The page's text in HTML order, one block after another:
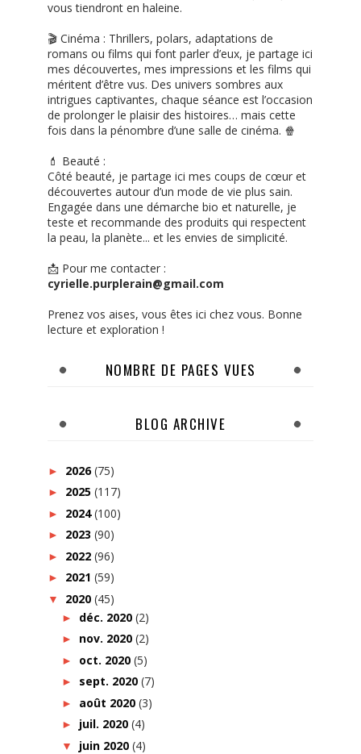
vous tiendront en haleine.
🎬 Cinéma : Thrillers, polars, adaptations de
romans ou films qui font parler d’eux, je partage ici
mes découvertes, mes impressions et les films qui
méritent d’être vus. Des univers sombres aux
intrigues captivantes, chaque séance est l’occasion
de prolonger le plaisir des histoires… mais cette
fois dans la pénombre d’une salle de cinéma. 🍿
💄 Beauté :
Côté beauté, je partage ici mes coups de cœur et
découvertes autour d’un mode de vie plus sain.
Engagée dans une démarche bio et naturelle, je
teste et recommande des produits qui respectent
la peau, la planète... et les envies de simplicité.
📩 Pour me contacter :
cyrielle.purplerain@gmail.com
Prenez vos aises, vous êtes ici chez vous. Bonne
lecture et exploration !
NOMBRE DE PAGES VUES
BLOG ARCHIVE
► 2026(75)
► 2025 (117)
► 2024(100)
► 2023 (90)
► 2022 (96)
► 2021 (59)
▼ 2020 (45)
► déc. 2020 (2)
► nov. 2020 (2)
► oct. 2020 (5)
► sept. 2020 (7)
► août 2020 (3)
► juil. 2020 (4)
▼ juin 2020 (4)